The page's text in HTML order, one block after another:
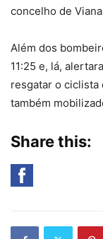
concelho de
Além dos
11:25 e, lá,
resgatar o ciclista
também
Share this: